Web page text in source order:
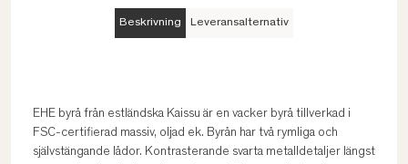
Beskrivning Leveransalternativ
EHE byrå från estländska Kaissu är en vacker byrå tillverkad i
FSC-certifierad massiv, oljad ek. Byrån har två rymliga och
självstängande lådor. Kontrasterande svarta metalldetaljer längst